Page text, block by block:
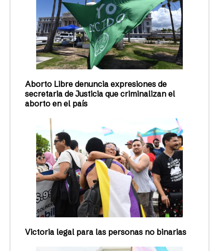
Aborto Libre denuncia expresiones de
secretaria de Justicia que criminalizan el
aborto en el país
Victoria legal para las personas no binarias